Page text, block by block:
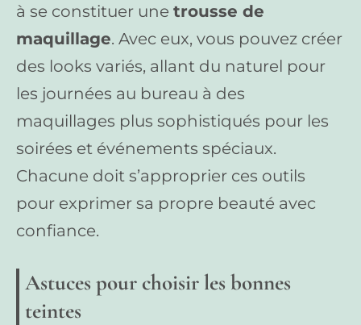
à se constituer une trousse de
maquillage. Avec eux, vous pouvez créer
des looks variés, allant du naturel pour
les journées au bureau à des
maquillages plus sophistiqués pour les
soirées et événements spéciaux.
Chacune doit s’approprier ces outils
pour exprimer sa propre beauté avec
confiance.
Astuces pour choisir les bonnes
teintes